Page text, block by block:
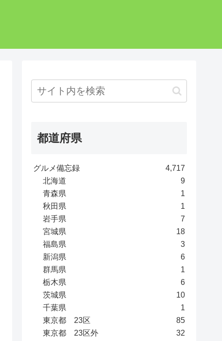
都道府県
グルメ備忘録
4,717
北海道
9
青森県
1
秋田県
1
岩手県
7
宮城県
18
福島県
3
新潟県
6
群馬県
1
栃木県
6
茨城県
10
千葉県
1
東京都 23区
85
東京都 23区外
32